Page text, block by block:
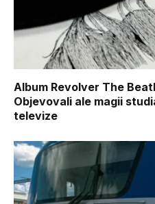
Album Revolver The
Objevovali ale magii
televize